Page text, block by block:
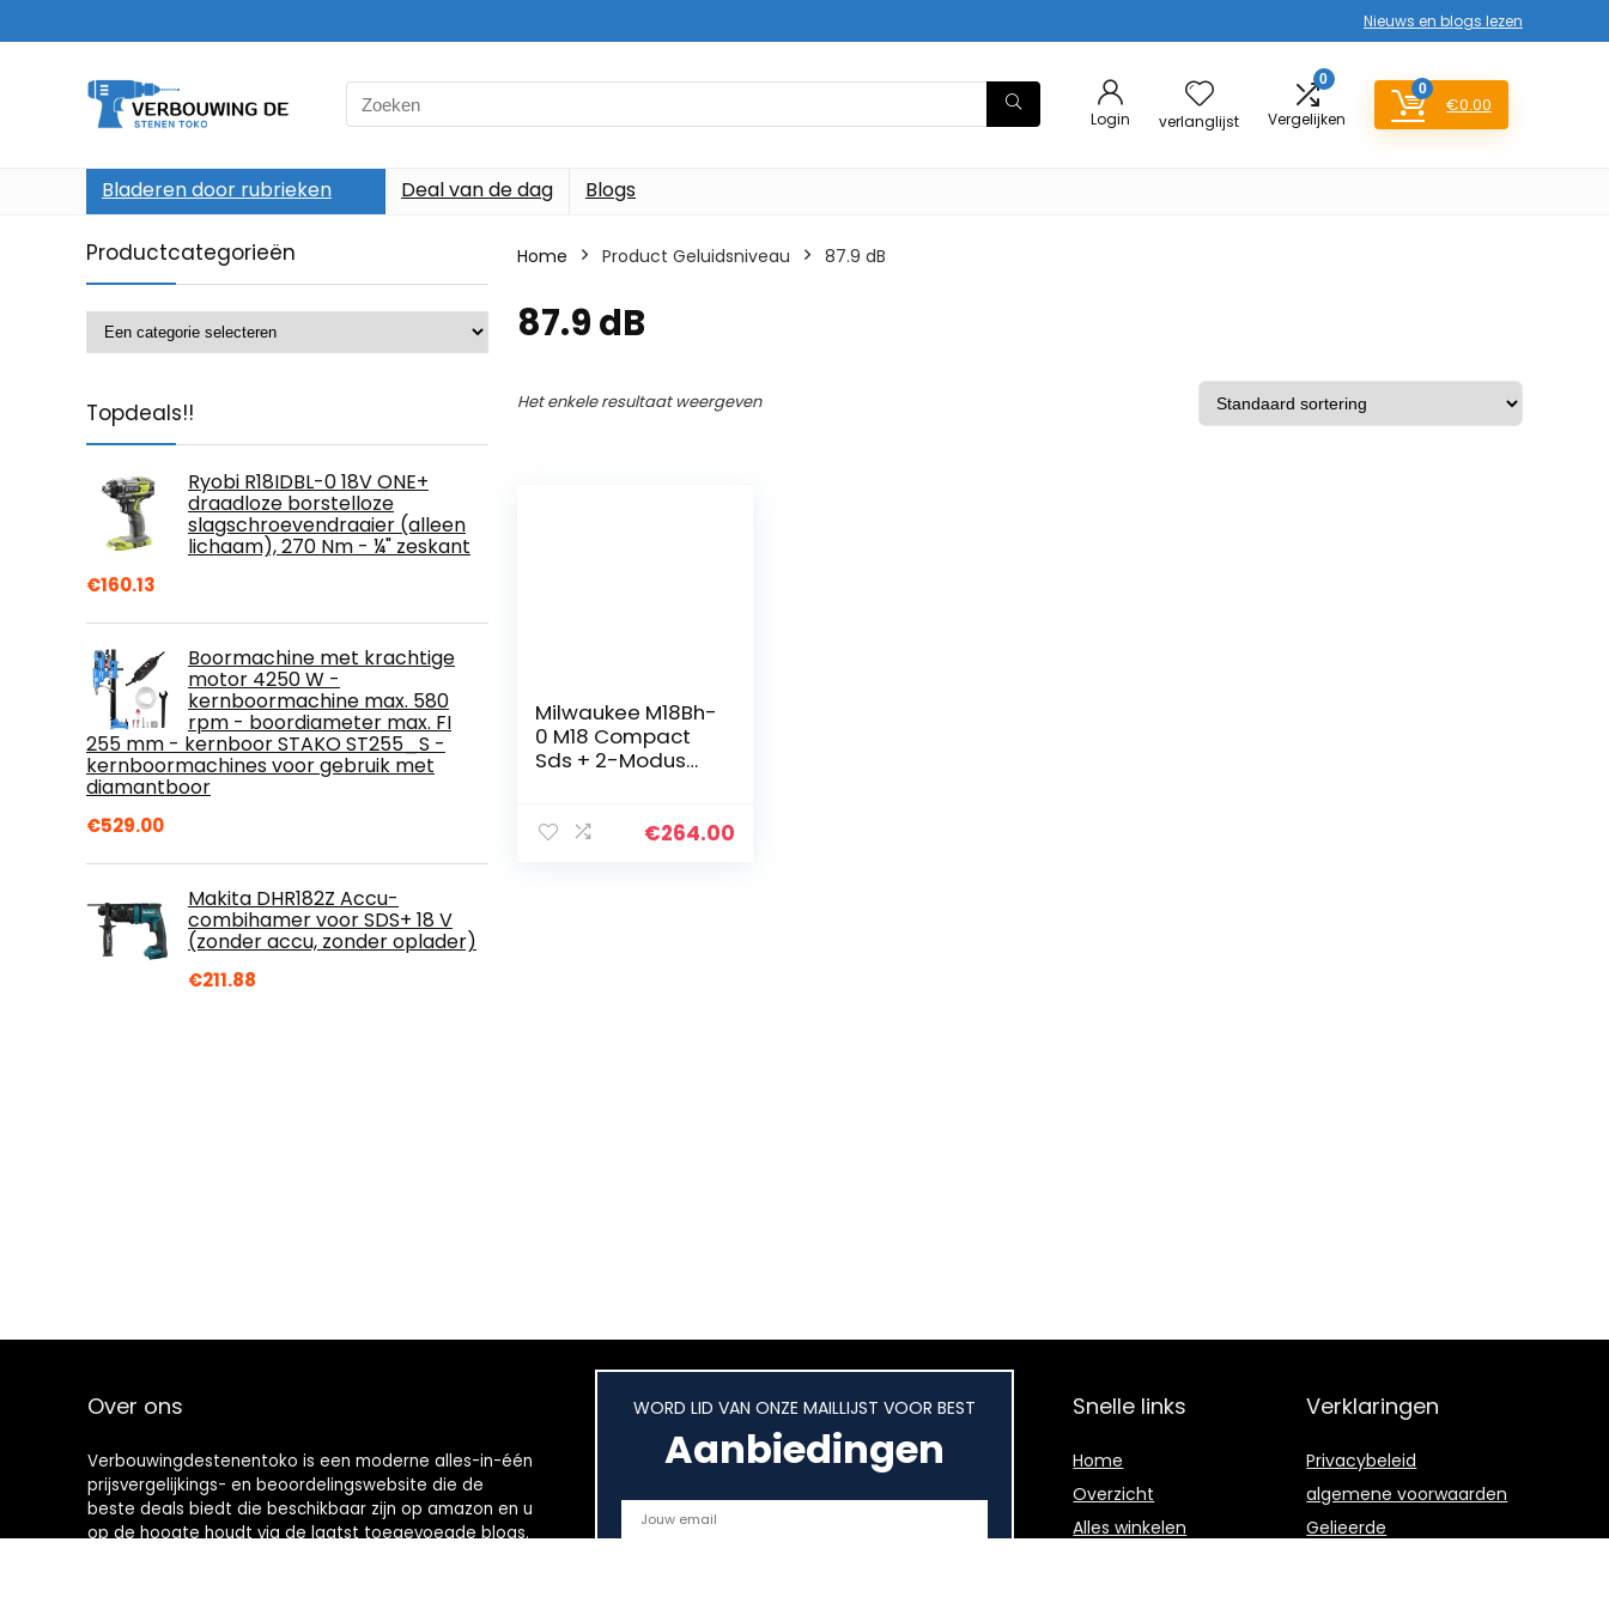
Nieuws en blogs lezen
Search
for:
Login verlanglijst
0
Vergelijken
0
€0.00
Bladeren door rubrieken Deal van de dag Blogs
Productcategorieën
Topdeals!!
Ryobi R18IDBL-0 18V ONE+
draadloze borstelloze
slagschroevendraaier (alleen
lichaam), 270 Nm - ¼" zeskant
€160.13
Boormachine met krachtige
motor 4250 W -
kernboormachine max. 580
rpm - boordiameter max. FI
255 mm - kernboor STAKO ST255_S -
kernboormachines voor gebruik met
diamantboor
€529.00
Makita DHR182Z Accu-
combihamer voor SDS+ 18 V
(zonder accu, zonder oplader)
€211.88
Home Product Geluidsniveau ‎87.9 dB
‎87.9 dB
Het enkele resultaat weergeven
Milwaukee M18Bh-
0 M18 Compact
Sds + 2-Modus
€264.00
Over ons
Verbouwingdestenentoko is een moderne alles-in-één
prijsvergelijkings- en beoordelingswebsite die de
beste deals biedt die beschikbaar zijn op amazon en u
op de hoogte houdt via de laatst toegevoegde blogs.
WORD LID VAN ONZE MAILLIJST VOOR BEST
Aanbiedingen
Snelle links
Home
Overzicht
Alles winkelen
Verklaringen
Privacybeleid
algemene voorwaarden
Gelieerde